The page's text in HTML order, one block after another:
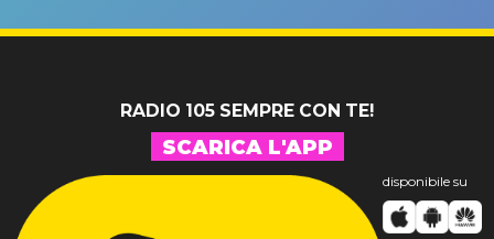
RADIO 105 SEMPRE CON TE!
SCARICA L'APP
disponibile su